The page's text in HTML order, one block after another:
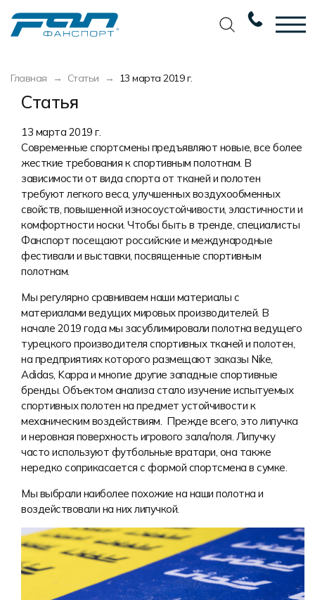
Главная Статьи 13 марта 2019 г.
Статья
13 марта 2019 г.
Современные спортсмены предъявляют новые, все более
жесткие требования к спортивным полотнам. В
зависимости от вида спорта от тканей и полотен
требуют легкого веса, улучшенных воздухообменных
свойств, повышенной износоустойчивости, эластичности и
комфортности носки. Чтобы быть в тренде, специалисты
Фанспорт посещают российские и международные
фестивали и выставки, посвященные спортивным
полотнам.
Мы регулярно сравниваем наши материалы с
материалами ведущих мировых производителей. В
начале 2019 года мы засублимировали полотна ведущего
турецкого производителя спортивных тканей и полотен,
на предприятиях которого размещают заказы Nike,
Adidas, Kappa и многие другие западные спортивные
бренды. Объектом анализа стало изучение испытуемых
спортивных полотен на предмет устойчивости к
механическим воздействиям. Прежде всего, это липучка
и неровная поверхность игрового зала/поля. Липучку
часто используют футбольные вратари, она также
нередко соприкасается с формой спортсмена в сумке.
Мы выбрали наиболее похожие на наши полотна и
воздействовали на них липучкой.
Футбол
Баскетбол
Волейбол
Хоккей
Беговая форма
Другие виды спорта
Спортивная одежда
Мерч и сувенирка
Форма в наличии
Распродажа
Новости
Наши награды
Сертификаты
Наши работы
Галерея работ
Фото изделий
Наше производство
Вакансии
Статьи
Реквизиты
Разработка дизайна
Услуги по пошиву
Экипировка
Экипировка профессиональных
команд
Изготовление мерча
Пошив формы для курьеров
Разработка дизайна
Требования к макету
Технологии печати
Уход за изделиями
Виды тканей
Карта цветов
Таблица размеров
Маркировка и упаковка изделий
Система скидок и наценок
Пользовательское соглашение
Доставка